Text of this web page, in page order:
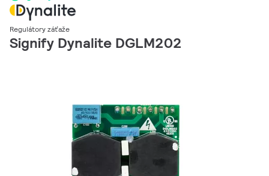
Regulátory záťaže
Signify Dynalite DGLM202